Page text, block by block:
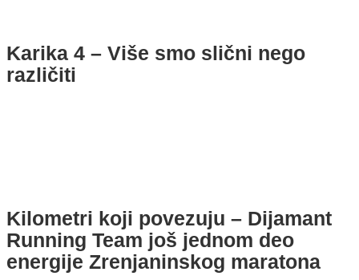
Karika 4 – Više smo slični nego
različiti
Kilometri koji povezuju – Dijamant
Running Team još jednom deo
energije Zrenjaninskog maratona